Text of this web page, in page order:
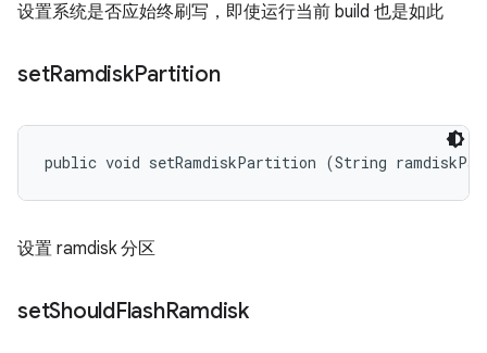
设置系统是否应始终刷写，即使运行当前 build 也是如此
setRamdiskPartition
public void setRamdiskPartition (String
设置 ramdisk 分区
setShouldFlashRamdisk